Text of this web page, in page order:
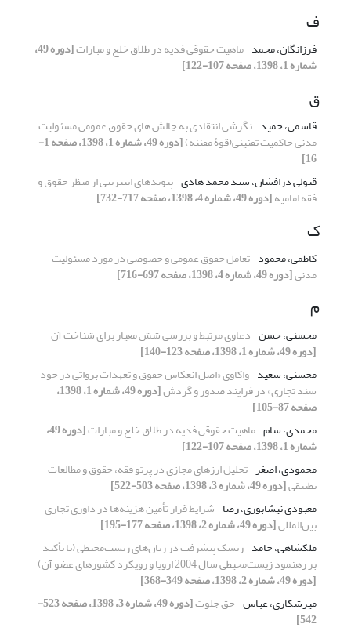
ف
فرزانگان، محمد ماهیت حقوقی فدیه در طلاق خلع و مبارات [دوره 49،
شماره 1، 1398، صفحه 107-122]
ق
قاسمی، حمید نگرشی انتقادی به چالش های حقوق عمومی مسئولیت
مدنی حاکمیت تقنینی(قوۀ مقننه) [دوره 49، شماره 1، 1398، صفحه 1-
16]
قبولی درافشان، سید محمد هادی پیوندهای اینترنتی از منظر حقوق و
فقه امامیه[دوره 49، شماره 4، 1398، صفحه 717-732]
ک
کاظمی، محمود تعامل حقوق عمومی و خصوصی در مورد مسئولیت
مدنی[دوره 49، شماره 4، 1398، صفحه 697-716]
م
محسنی، حسن دعاوی مرتبط و بررسی شش معیار برای شناخت آن
[دوره 49، شماره 1، 1398، صفحه 123-140]
محسنی، سعید واکاوی «اصل انعکاس حقوق و تعهدات برواتی در خود
سند تجاری» در فرایند صدور و گردش [دوره 49، شماره 1، 1398،
صفحه 87-105]
محمدی، سام ماهیت حقوقی فدیه در طلاق خلع و مبارات [دوره 49،
شماره 1، 1398، صفحه 107-122]
محمودی، اصغر تحلیل ارزهای مجازی در پرتو فقه، حقوق و مطالعات
تطبیقی[دوره 49، شماره 3، 1398، صفحه 503-522]
معبودی نیشابوری، رضا شرایط قرار تأمین هزینه‌ها در داوری تجاری
بین‌المللی[دوره 49، شماره 2، 1398، صفحه 177-195]
ملکشاهی، حامد ریسک پیشرفت در زیان‌های زیست‌محیطی (با تأکید
بر رهنمود زیست‌محیطی سال 2004 اروپا و رویکرد کشورهای عضو آن)
[دوره 49، شماره 2، 1398، صفحه 349-368]
میرشکاری، عباس حق جلوت [دوره 49، شماره 3، 1398، صفحه 523-
542]